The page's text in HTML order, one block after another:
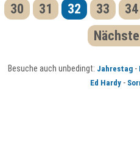
30
31 32 33 34
Besuche auch unbedingt: Jahrestag -
Ed Hardy -